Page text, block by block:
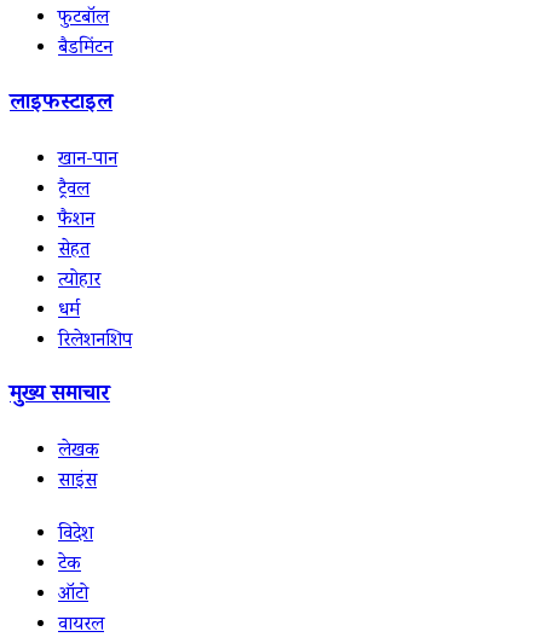
फुटबॉल
बैडमिंटन
लाइफस्टाइल
खान-पान
ट्रैवल
फैशन
सेहत
त्योहार
धर्म
रिलेशनशिप
मुख्य समाचार
लेखक
साइंस
विदेश
टेक
ऑटो
वायरल